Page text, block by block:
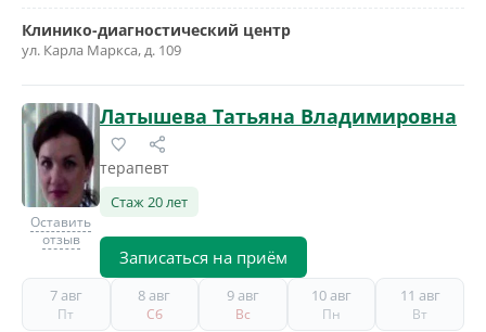
Клинико-диагностический центр
ул. Карла Маркса, д. 109
Оставить
отзыв
Латышева Татьяна Владимировна
терапевт
Стаж 20 лет
Записаться на приём
7 авг
Пт
8 авг
Сб
9 авг
Вс
10 авг
Пн
11 авг
Вт